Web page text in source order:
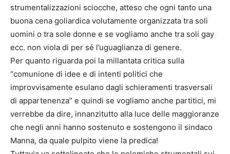
strumentalizzazioni sciocche, atteso che ogni tanto una
buona cena goliardica volutamente organizzata tra soli
uomini o tra sole donne e se vogliamo anche tra soli gay
ecc. non viola di per sé l’uguaglianza di genere.
Per quanto riguarda poi la millantata critica sulla
“comunione di idee e di intenti politici che
improvvisamente esulano dagli schieramenti trasversali
di appartenenza” e quindi se vogliamo anche partitici, mi
verrebbe da dire, innanzitutto alla luce delle maggioranze
che negli anni hanno sostenuto e sostengono il sindaco
Manna, da quale pulpito viene la predica!